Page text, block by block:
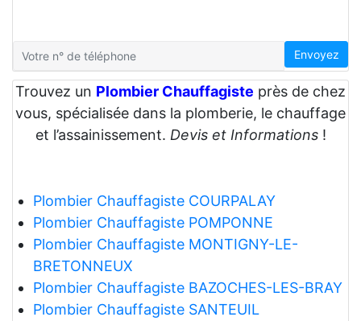
Envoyez
Trouvez un Plombier Chauffagiste près de chez
vous, spécialisée dans la plomberie, le chauffage
et l’assainissement. Devis et Informations!
Plombier Chauffagiste COURPALAY
Plombier Chauffagiste POMPONNE
Plombier Chauffagiste MONTIGNY-LE-
BRETONNEUX
Plombier Chauffagiste BAZOCHES-LES-BRAY
Plombier Chauffagiste SANTEUIL